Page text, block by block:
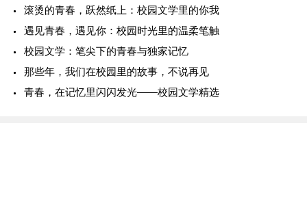
滚烫的青春，跃然纸上：校园文学里的你我
遇见青春，遇见你：校园时光里的温柔笔触
校园文学：笔尖下的青春与独家记忆
那些年，我们在校园里的故事，不说再见
青春，在记忆里闪闪发光——校园文学精选